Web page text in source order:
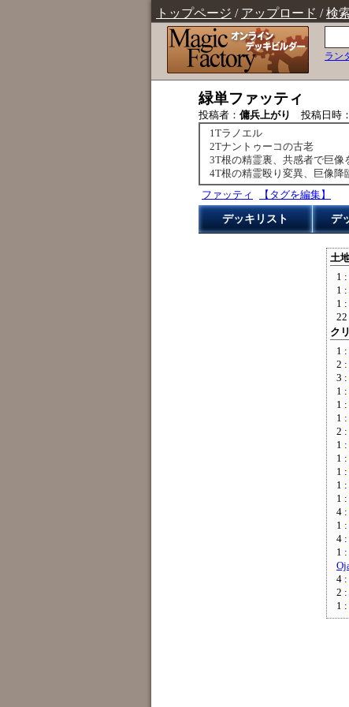
トップページ / アップロード /検
ラン
緑単ファッティ
投稿者： 傭兵上がり 投稿日時：
1Tラノエル
2Tナントゥーコの古老
3T根の精霊裏、共感者で巨像
4T根の精霊殴り変異、巨像降
ファッティ
【タグを編集】
デッキリスト デ
土
1 :
1 :
1 :
22
ク
1 :
2 :
3 :
1 :
1 :
1 :
2 :
1 :
1 :
1 :
1 :
1 :
4 :
1 :
4 :
1 :
4 :
2 :
1 :